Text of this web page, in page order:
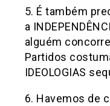
5. É também
a
alguém
Partidos
IDEOLOGIAS
6. Havemos de